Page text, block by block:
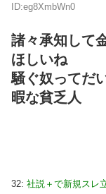
ID:eg8XmbWn0
諸々承知して
ほしいね
騒ぐ奴ってだ
暇な貧乏人
32: 社説＋で新規スレ